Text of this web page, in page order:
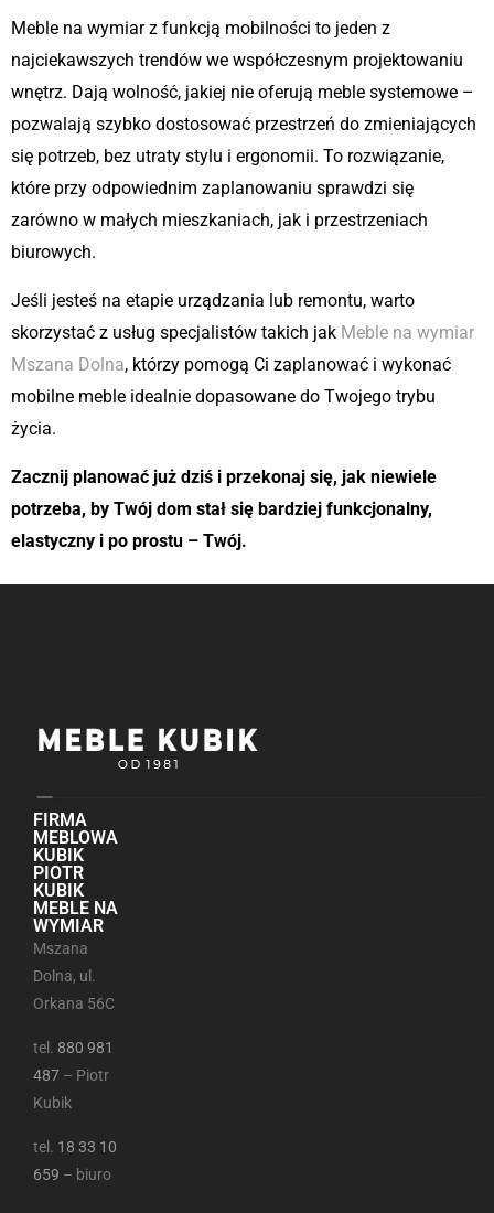
Meble na wymiar z funkcją mobilności to jeden z
najciekawszych trendów we współczesnym projektowaniu
wnętrz. Dają wolność, jakiej nie oferują meble systemowe –
pozwalają szybko dostosować przestrzeń do zmieniających
się potrzeb, bez utraty stylu i ergonomii. To rozwiązanie,
które przy odpowiednim zaplanowaniu sprawdzi się
zarówno w małych mieszkaniach, jak i przestrzeniach
biurowych.
Jeśli jesteś na etapie urządzania lub remontu, warto
skorzystać z usług specjalistów takich jak Meble na wymiar
Mszana Dolna, którzy pomogą Ci zaplanować i wykonać
mobilne meble idealnie dopasowane do Twojego trybu
życia.
Zacznij planować już dziś i przekonaj się, jak niewiele
potrzeba, by Twój dom stał się bardziej funkcjonalny,
elastyczny i po prostu – Twój.
FIRMA
MEBLOWA
KUBIK
PIOTR
KUBIK
MEBLE NA
WYMIAR
Mszana
Dolna, ul.
Orkana 56C
tel. 880 981
487 – Piotr
Kubik
tel. 18 33 10
659 – biuro